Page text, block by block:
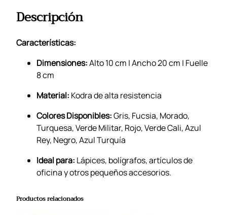
Descripción
Características:
Dimensiones:Alto 10 cm | Ancho 20 cm | Fuelle
8 cm
Material: Kodra de alta resistencia
Colores Disponibles:Gris, Fucsia, Morado,
Turquesa, Verde Militar, Rojo, Verde Cali, Azul
Rey, Negro, Azul Turquía
Ideal para: Lápices, bolígrafos, artículos de
oficina y otros pequeños accesorios.
Productos relacionados